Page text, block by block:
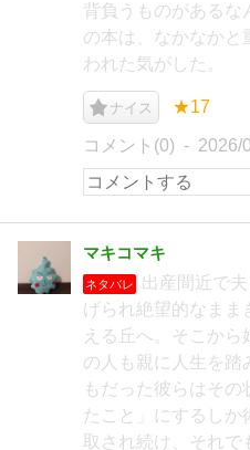
背負うものがあるな
の本は、なかなかと
われた気がした。
ナイス ★17
コメント(0) 2026/
マキコマキ
ネタバレ
出産間近で
げられ絶望的なまま
える丘へ。そこか
の人も親に人生を踏
もだった彼らはそ
たこと」にするしか
取され続け、それで